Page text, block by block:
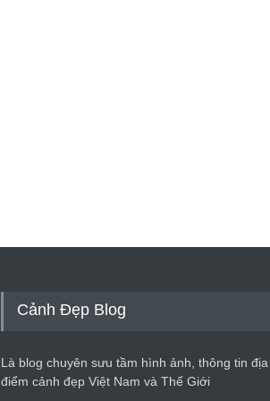
Cảnh Đẹp Blog
Là blog chuyên sưu tầm hình ảnh, thông tin địa
điểm cảnh đẹp Việt Nam và Thế Giới